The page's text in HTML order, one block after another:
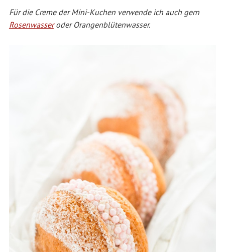
Für die Creme der Mini-Kuchen verwende ich auch gern
Rosenwasseroder Orangenblütenwasser.